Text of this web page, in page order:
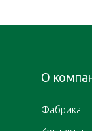
О
Фабрика